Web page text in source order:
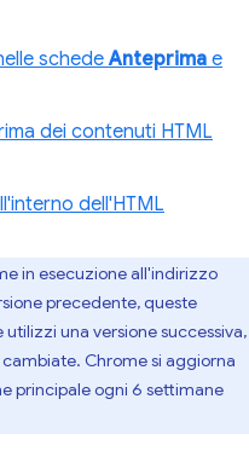
schedeAnteprima e
dei contenuti HTML
dell'HTML
in esecuzione all'indirizzo
precedente, queste
una versione successiva,
Chrome si aggiorna
principale ogni 6 settimane